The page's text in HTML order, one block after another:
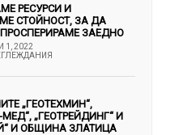
РЕСУРСИ И
СТОЙНОСТ, ЗА ДА
ЗАЕДНО
1, 2022
„ГЕОТЕХМИН“,
„ГЕОТРЕЙДИНГ“ И
И ОБЩИНА ЗЛАТИЦА